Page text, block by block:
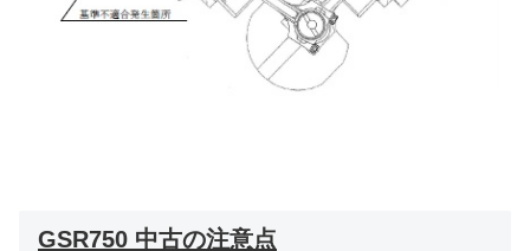
GSR750 中古の注意点